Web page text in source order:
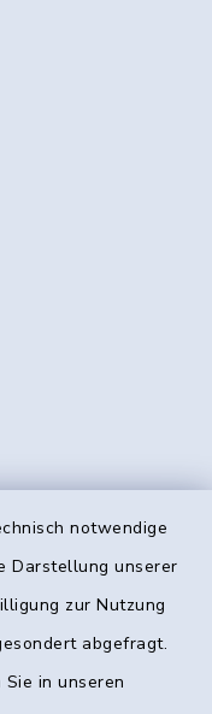
notwendige
Darstellung unserer
zur Nutzung
abgefragt.
in unseren